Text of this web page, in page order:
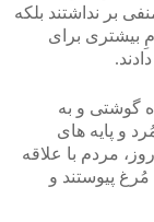
بر نداشتند بلکه
برای
گوشتی و به
و پایه های
مردم با علاقه
پیوستند و